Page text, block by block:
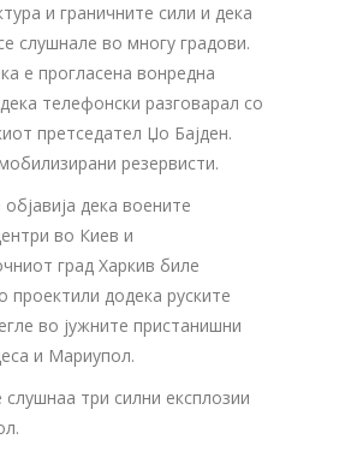
и граничните сили и дека
слушнале во многу градови.
е прогласена вонредна
телефонски разговарал со
претседател Џо Бајден.
резервисти.
дека воените
во Киев и
град Харкив биле
проектили додека руските
во јужните пристанишни
и Мариупол.
три силни експлозии